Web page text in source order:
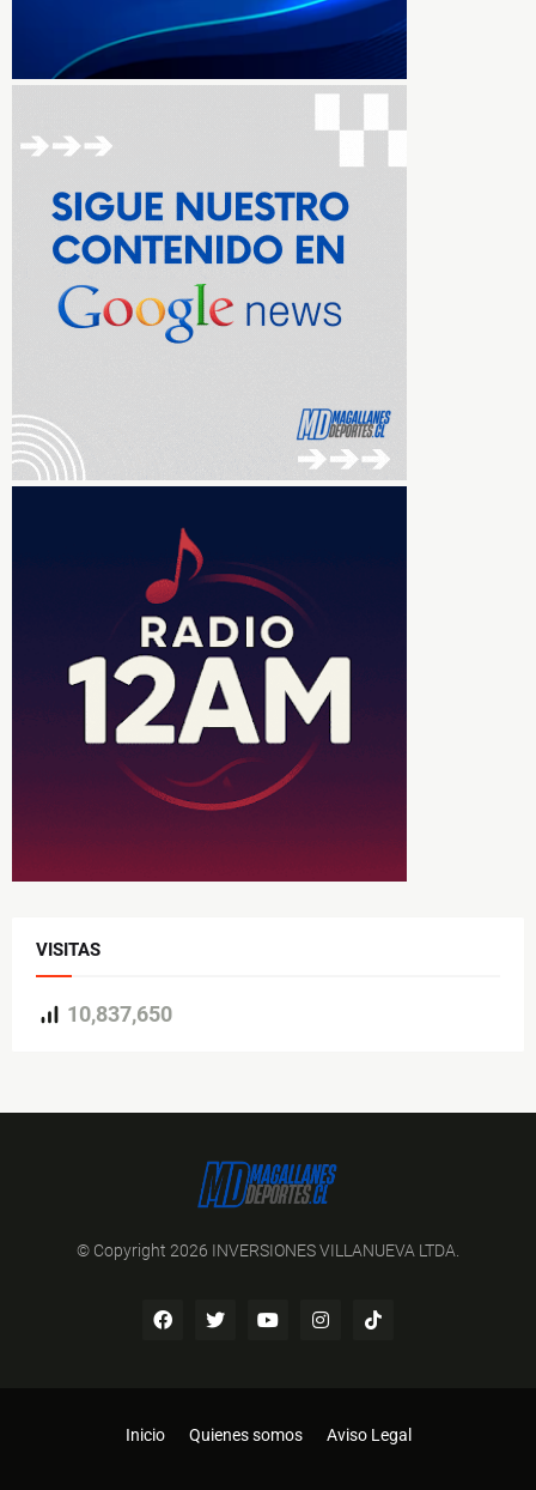
VISITAS
10,837,650
© Copyright 2026 INVERSIONES VILLANUEVA LTDA.
Inicio Quienes somos Aviso Legal